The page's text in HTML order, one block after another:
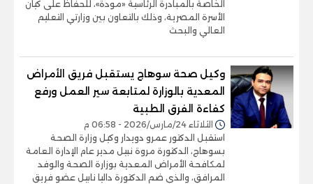
الخاصة بالمبادرة الرئاسية «مودة»، للحفاظ على كيان
الأسرة المصرية، وذلك بالتعاون بين وزارتي التعليم
العالي والبحث
وكيل صحة سوهاج يستقبل فريق الأمراض
المعدية بالوزارة لمتابعة سير العمل ورفع
كفاءة الفرق الطبية
الثلاثاء 24/مارس/2026 - 06:58 م
استقبل الدكتور عمرو دويدار وكيل وزارة الصحة
بسوهاج، الدكتورة مروة نبيل مدير عام الإدارة العامة
لمكافحة الأمراض المعدية بوزارة الصحة والوفد
المرافق، والذي ضم الدكتورة داليا نابيل عضو فريق